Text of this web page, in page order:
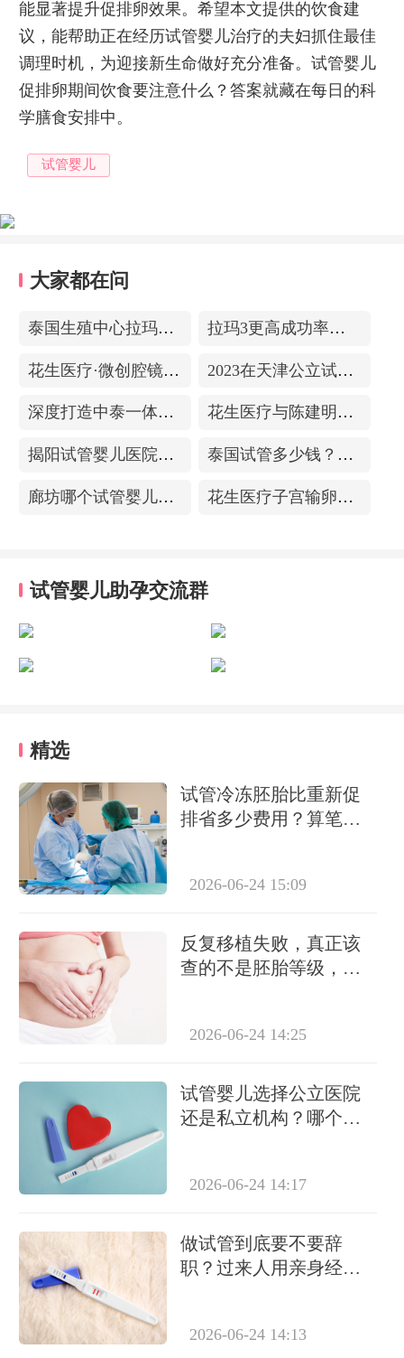
能显著提升促排卵效果。希望本文提供的饮食建
议，能帮助正在经历试管婴儿治疗的夫妇抓住最佳
调理时机，为迎接新生命做好充分准备。试管婴儿
促排卵期间饮食要注意什么？答案就藏在每日的科
学膳食安排中。
试管婴儿
大家都在问
泰国生殖中心拉玛3-更高成功率的保障-治愈系的医院环境 拉玛3更高成功率的保障——泰国超强实验室
花生医疗·微创腔镜中心 2023在天津公立试管医院排名，附带费用明细
深度打造中泰一体化医疗体系！花生医疗中国专家团赴泰考察交流 花生医疗与陈建明教授达成战略合作，共促精准保胎事业发展
揭阳试管婴儿医院排名，附带试管成功率 泰国试管多少钱？收费包含什么项目？不成功能退款？
廊坊哪个试管婴儿医院可以包成功？内附试管费用! 花生医疗子宫输卵管造影中心
试管婴儿助孕交流群
精选
试管冷冻胚胎比重新促
排省多少费用？算笔账
2026-06-24 15:09
反复移植失败，真正该
查的不是胚胎等级，而
2026-06-24 14:25
试管婴儿选择公立医院
还是私立机构？哪个更
2026-06-24 14:17
做试管到底要不要辞
职？过来人用亲身经历
2026-06-24 14:13